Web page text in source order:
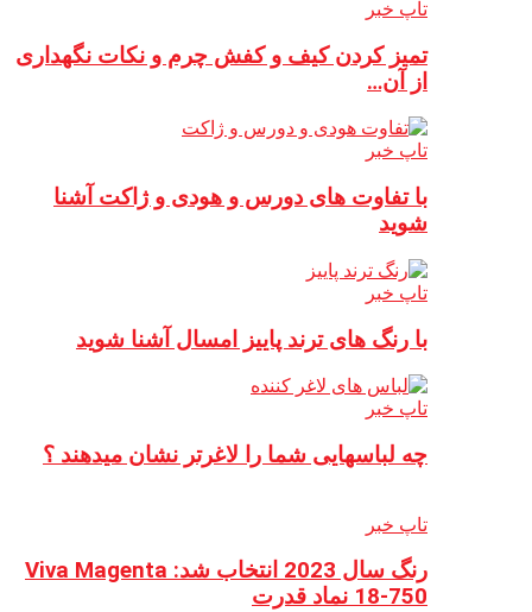
تاپ خبر
تمیز کردن کیف و کفش چرم و نکات نگهداری
از آن…
تاپ خبر
با تفاوت های دورس و هودی و ژاکت آشنا
شوید
تاپ خبر
با رنگ های ترند پاییز امسال آشنا شوید
تاپ خبر
چه لباسهایی شما را لاغرتر نشان میدهند ؟
تاپ خبر
رنگ سال 2023 انتخاب شد: Viva Magenta
18-750 نماد قدرت